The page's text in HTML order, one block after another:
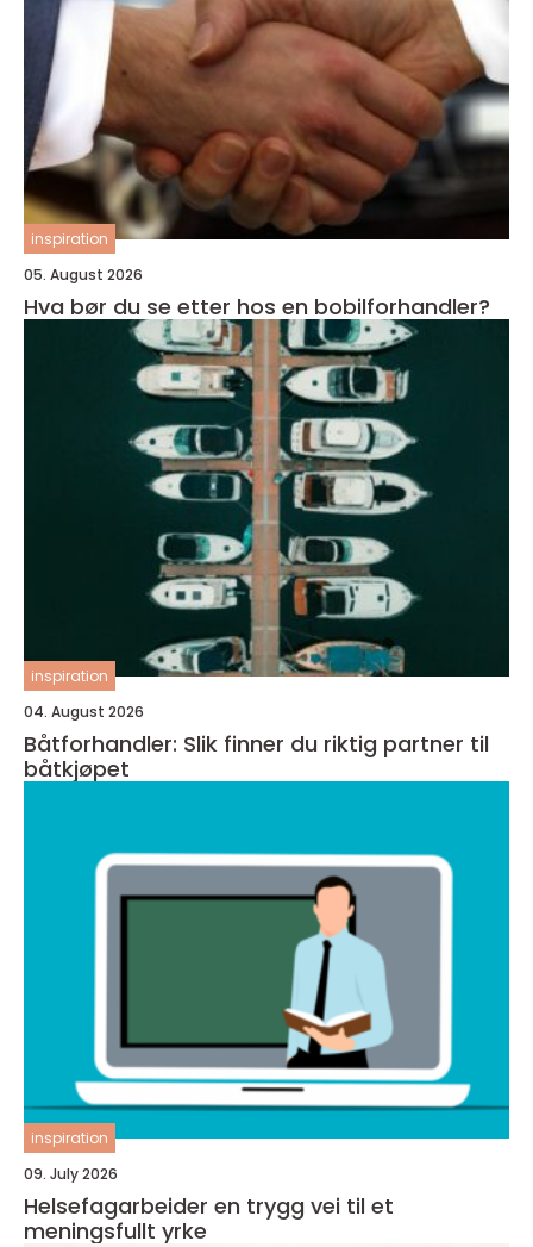
inspiration
05. August 2026
Hva bør du se etter hos en bobilforhandler?
inspiration
04. August 2026
Båtforhandler: Slik finner du riktig partner til
båtkjøpet
inspiration
09. July 2026
Helsefagarbeider en trygg vei til et
meningsfullt yrke